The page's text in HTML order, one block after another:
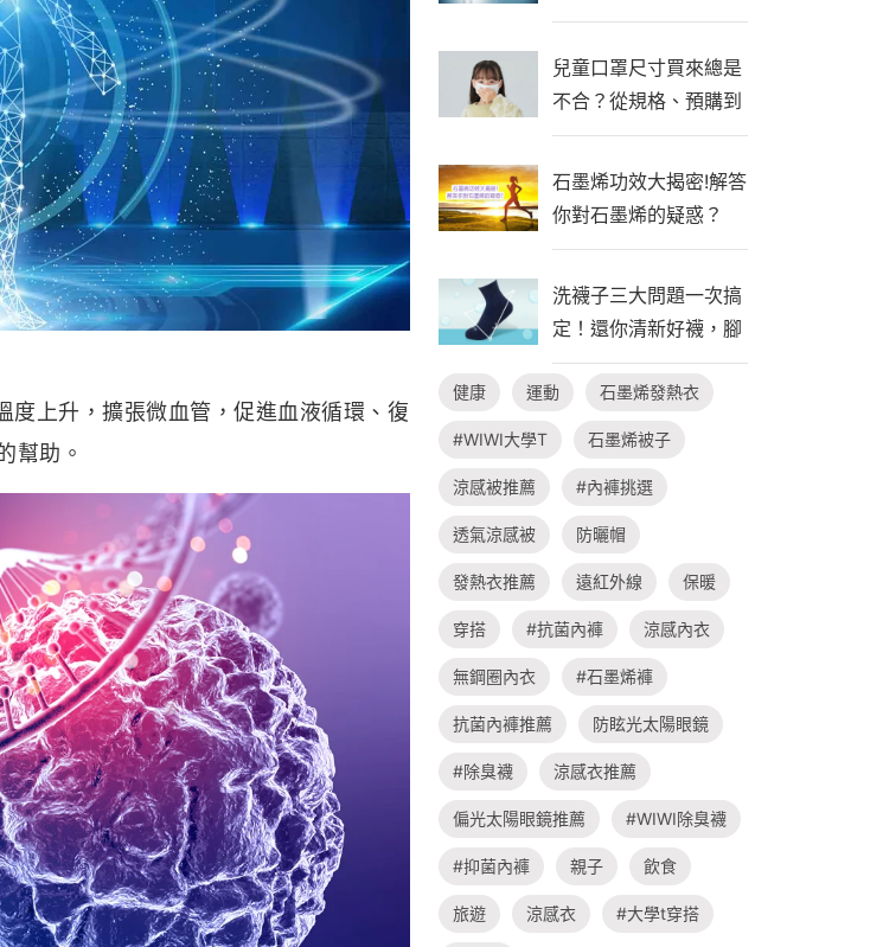
上升，擴張微血管，促進血液循環、復
幫助。
兒童口罩尺寸買來總是
不合？從規格、預購到
自製一次看懂！
石墨烯功效大揭密!解答
你對石墨烯的疑惑？
洗襪子三大問題一次搞
定！還你清新好襪，腳
臭不隨行
健康 運動 石墨烯發熱衣
#WIWI大學T 石墨烯被子
涼感被推薦 #內褲挑選
透氣涼感被 防曬帽
發熱衣推薦 遠紅外線 保暖
穿搭 #抗菌內褲 涼感內衣
無鋼圈內衣 #石墨烯褲
抗菌內褲推薦 防眩光太陽眼鏡
#除臭襪 涼感衣推薦
偏光太陽眼鏡推薦 #WIWI除臭襪
#抑菌內褲 親子 飲食
旅遊 涼感衣 #大學t穿搭